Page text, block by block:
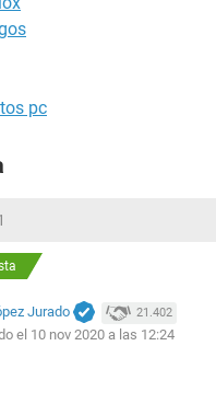
pc
Jurado 21.402
el 10 nov 2020 a las 12:24